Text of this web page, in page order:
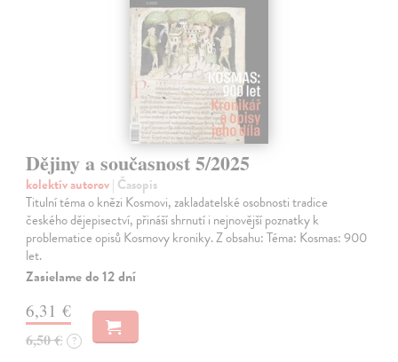
Dějiny a současnost 5/2025
kolektív autorov| Časopis
Titulní téma o knězi Kosmovi, zakladatelské osobnosti tradice
českého dějepisectví, přináší shrnutí i nejnovější poznatky k
problematice opisů Kosmovy kroniky. Z obsahu: Téma: Kosmas: 900
let.
Zasielame do 12 dní
6,31 €
6,50 € ?